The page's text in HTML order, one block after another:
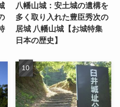
八幡山城：安土城の遺構を
多く取り入れた豊臣秀次の
居城 八幡山城【お城特集
日本の歴史】